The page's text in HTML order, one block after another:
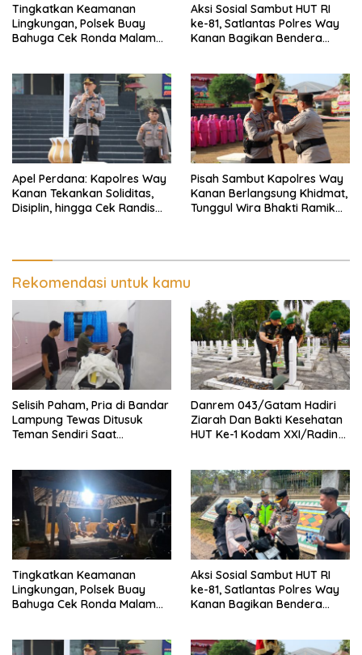
Tingkatkan Keamanan
Lingkungan, Polsek Buay
Bahuga Cek Ronda Malam
Aksi Sosial Sambut HUT RI
ke-81, Satlantas Polres Way
Kanan Bagikan Bendera
Apel Perdana: Kapolres Way
Kanan Tekankan Soliditas,
Disiplin, hingga Cek Randis
Pisah Sambut Kapolres Way
Kanan Berlangsung Khidmat,
Tunggul Wira Bhakti Ramik
Rekomendasi untuk kamu
Selisih Paham, Pria di Bandar
Lampung Tewas Ditusuk
Teman Sendiri Saat
Danrem 043/Gatam Hadiri
Ziarah Dan Bakti Kesehatan
HUT Ke-1 Kodam XXI/Radin
Tingkatkan Keamanan
Lingkungan, Polsek Buay
Bahuga Cek Ronda Malam
Aksi Sosial Sambut HUT RI
ke-81, Satlantas Polres Way
Kanan Bagikan Bendera